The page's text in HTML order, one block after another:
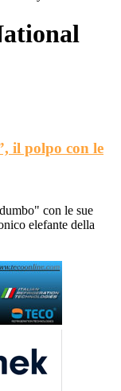
il polpo con le
con le sue
elefante della